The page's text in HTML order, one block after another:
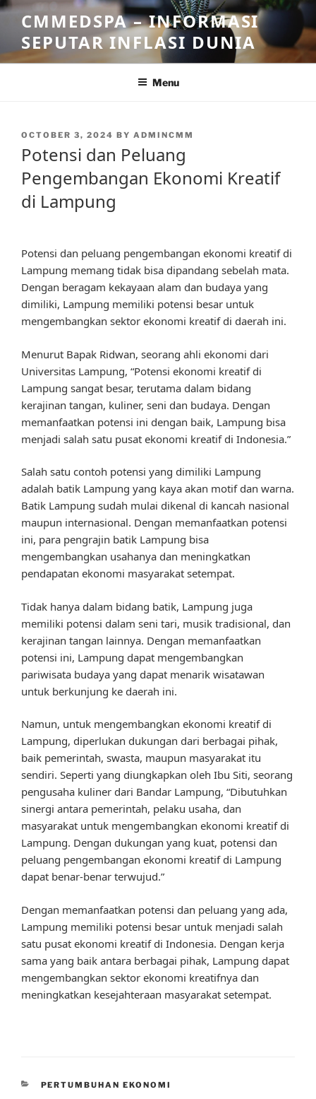
Skip
content
CMMEDSPA – INFORMASI
SEPUTAR INFLASI DUNIA
Menu
POSTED
OCTOBER 3, 2024 BY ADMINCMM
Potensi dan Peluang
Pengembangan Ekonomi Kreatif
di Lampung
Potensi dan peluang pengembangan ekonomi kreatif di
Lampung memang tidak bisa dipandang sebelah mata.
Dengan beragam kekayaan alam dan budaya yang
dimiliki, Lampung memiliki potensi besar untuk
mengembangkan sektor ekonomi kreatif di daerah ini.
Menurut Bapak Ridwan, seorang ahli ekonomi dari
Universitas Lampung, “Potensi ekonomi kreatif di
Lampung sangat besar, terutama dalam bidang
kerajinan tangan, kuliner, seni dan budaya. Dengan
memanfaatkan potensi ini dengan baik, Lampung bisa
menjadi salah satu pusat ekonomi kreatif di Indonesia.”
Salah satu contoh potensi yang dimiliki Lampung
adalah batik Lampung yang kaya akan motif dan warna.
Batik Lampung sudah mulai dikenal di kancah nasional
maupun internasional. Dengan memanfaatkan potensi
ini, para pengrajin batik Lampung bisa
mengembangkan usahanya dan meningkatkan
pendapatan ekonomi masyarakat setempat.
Tidak hanya dalam bidang batik, Lampung juga
memiliki potensi dalam seni tari, musik tradisional, dan
kerajinan tangan lainnya. Dengan memanfaatkan
potensi ini, Lampung dapat mengembangkan
pariwisata budaya yang dapat menarik wisatawan
untuk berkunjung ke daerah ini.
Namun, untuk mengembangkan ekonomi kreatif di
Lampung, diperlukan dukungan dari berbagai pihak,
baik pemerintah, swasta, maupun masyarakat itu
sendiri. Seperti yang diungkapkan oleh Ibu Siti, seorang
pengusaha kuliner dari Bandar Lampung, “Dibutuhkan
sinergi antara pemerintah, pelaku usaha, dan
masyarakat untuk mengembangkan ekonomi kreatif di
Lampung. Dengan dukungan yang kuat, potensi dan
peluang pengembangan ekonomi kreatif di Lampung
dapat benar-benar terwujud.”
Dengan memanfaatkan potensi dan peluang yang ada,
Lampung memiliki potensi besar untuk menjadi salah
satu pusat ekonomi kreatif di Indonesia. Dengan kerja
sama yang baik antara berbagai pihak, Lampung dapat
mengembangkan sektor ekonomi kreatifnya dan
meningkatkan kesejahteraan masyarakat setempat.
CATEGORIES
PERTUMBUHAN EKONOMI